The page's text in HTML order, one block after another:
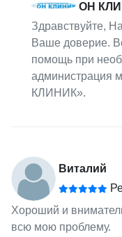
ОН
Здравствуйте,
Ваше доверие.
помощь при
администрация
КЛИНИК».
Виталий
Хороший и
всю мою проблему.